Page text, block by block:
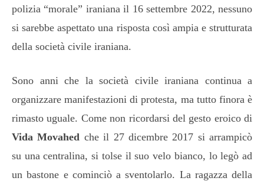
polizia “morale” iraniana il 16 settembre 2022, nessuno
si sarebbe aspettato una risposta così ampia e strutturata
della società civile iraniana.
Sono anni che la società civile iraniana continua a
organizzare manifestazioni di protesta, ma tutto finora è
rimasto uguale. Come non ricordarsi del gesto eroico di
Vida Movahed che il 27 dicembre 2017 si arrampicò
su una centralina, si tolse il suo velo bianco, lo legò ad
un bastone e cominciò a sventolarlo. La ragazza della